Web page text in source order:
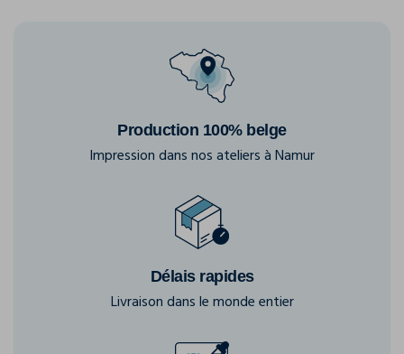
Production 100% belge
Impression dans nos ateliers à Namur
Délais rapides
Livraison dans le monde entier